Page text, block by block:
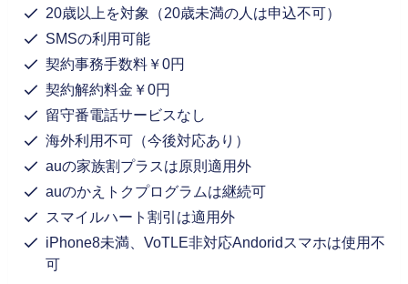
20歳以上を対象（20歳未満の人は申込不可）
SMSの利用可能
契約事務手数料￥0円
契約解約料金￥0円
留守番電話サービスなし
海外利用不可（今後対応あり）
auの家族割プラスは原則適用外
auのかえトクプログラムは継続可
スマイルハート割引は適用外
iPhone8未満、VoTLE非対応Andoridスマホは使用不
可